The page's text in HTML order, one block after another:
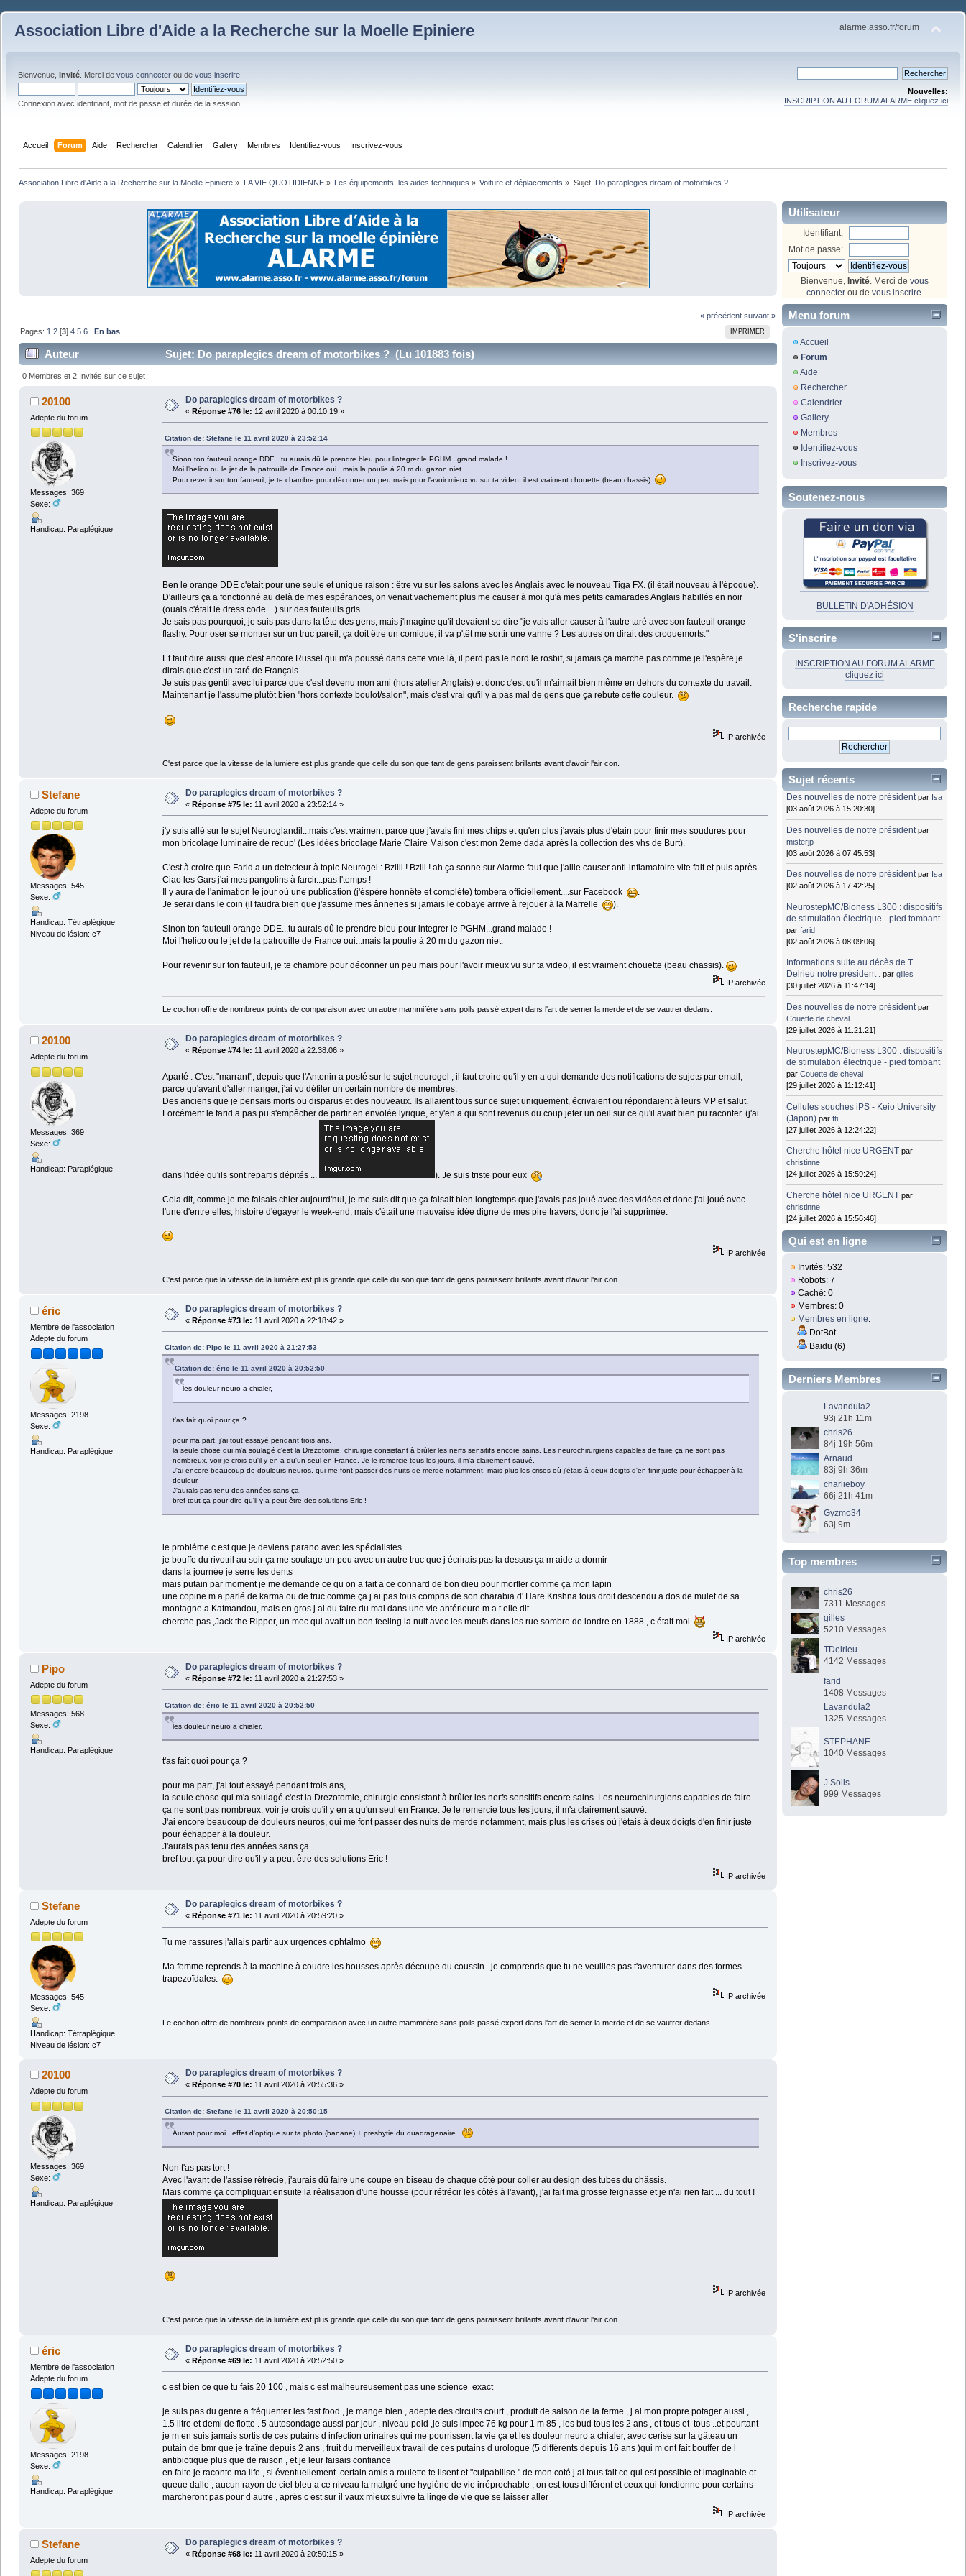
Association Libre d'Aide a la Recherche sur la Moelle Epiniere alarme.asso.fr/forum
Bienvenue, Invité . Merci de vous connecter ou de vous inscrire
Connexion avec identifiant, mot de passe et durée de la session
Nouvelles:
INSCRIPTION AU FORUM ALARME cliquez ici
Accueil Forum Aide Rechercher Calendrier Gallery Membres Identifiez-vous Inscrivez-vous
Association Libre d'Aide a la Recherche sur la Moelle Epiniere » LA VIE QUOTIDIENNE» Les équipements, les aides techniques » Voiture et déplacements » Sujet: Do paraplegics dream of motorbikes ?
« précédent suivant »
IMPRIMER
Pages: 1 2 [3]4 5 6 En bas
Auteur Sujet: Do paraplegics dream of motorbikes ? (Lu 101883 fois)
0 Membres et 2 Invités sur ce sujet
20100
Adepte du forum
Messages: 369
Sexe:
Handicap: Paraplégique
Do paraplegics dream of motorbikes ?
« Réponse #76 le: 12 avril 2020 à 00:10:19 »
Citation de: Stefane le 11 avril 2020 à 23:52:14
Sinon ton fauteuil orange DDE...tu aurais dû le prendre bleu pour lintegrer le PGHM...grand malade !
Moi l'helico ou le jet de la patrouille de France oui...mais la poulie à 20 m du gazon niet.
Pour revenir sur ton fauteuil, je te chambre pour déconner un peu mais pour l'avoir mieux vu sur ta video, il est vraiment chouette (beau chassis).
Ben le orange DDE c'était pour une seule et unique raison : être vu sur les salons avec les Anglais avec le nouveau Tiga FX. (il était nouveau à l'époque).
D'ailleurs ça a fonctionné au delà de mes espérances, on venait vachement plus me causer à moi qu'à mes petits camarades Anglais habillés en noir
(ouais c'était le dress code ...) sur des fauteuils gris.
Je sais pas pourquoi, je suis pas dans la tête des gens, mais j'imagine qu'il devaient se dire "je vais aller causer à l'autre taré avec son fauteuil orange
flashy. Pour oser se montrer sur un truc pareil, ça doit être un comique, il va p'têt me sortir une vanne ? Les autres on dirait des croquemorts."
Et faut dire aussi que c'est encore Russel qui m'a poussé dans cette voie là, il perd pas le nord le rosbif, si jamais ça marche pas comme je l'espère je
dirais que c'est un taré de Français ...
Je suis pas gentil avec lui parce que c'est devenu mon ami (hors atelier Anglais) et donc c'est qu'il m'aimait bien même en dehors du contexte du travail.
Maintenant je l'assume plutôt bien "hors contexte boulot/salon", mais c'est vrai qu'il y a pas mal de gens que ça rebute cette couleur.
IP archivée
C'est parce que la vitesse de la lumière est plus grande que celle du son que tant de gens paraissent brillants avant d'avoir l'air con.
Stefane
Adepte du forum
Messages: 545
Sexe:
Handicap: Tétraplégique
Niveau de lésion: c7
Do paraplegics dream of motorbikes ?
« Réponse #75 le: 11 avril 2020 à 23:52:14 »
j'y suis allé sur le sujet Neuroglandil...mais c'est vraiment parce que j'avais fini mes chips et qu'en plus j'avais plus d'étain pour finir mes soudures pour
mon bricolage luminaire de recup' (Les idées bricolage Marie Claire Maison c'est mon 2eme dada après la collection des vhs de Burt).
C'est à croire que Farid a un detecteur à topic Neurogel : Bzilii ! Bziii ! ah ça sonne sur Alarme faut que j'aille causer anti-inflamatoire vite fait et puis après
Ciao les Gars j'ai mes pangolins à farcir...pas l'temps !
Il y aura de l'animation le jour où une publication (j'éspère honnête et compléte) tombera officiellement....sur Facebook
.
Je serai dans le coin (il faudra bien que j'assume mes ânneries si jamais le cobaye arrive à rejouer à la Marrelle
).
Sinon ton fauteuil orange DDE...tu aurais dû le prendre bleu pour integrer le PGHM...grand malade !
Moi l'helico ou le jet de la patrouille de France oui...mais la poulie à 20 m du gazon niet.
Pour revenir sur ton fauteuil, je te chambre pour déconner un peu mais pour l'avoir mieux vu sur ta video, il est vraiment chouette (beau chassis).
IP archivée
Le cochon offre de nombreux points de comparaison avec un autre mammifère sans poils passé expert dans l'art de semer la merde et de se vautrer dedans.
20100
Adepte du forum
Messages: 369
Sexe:
Handicap: Paraplégique
Do paraplegics dream of motorbikes ?
« Réponse #74 le: 11 avril 2020 à 22:38:06 »
Aparté : C'est "marrant", depuis que l'Antonin a posté sur le sujet neurogel , il faut croire qu'il y en a qui demande des notifications de sujets par email,
parce qu'avant d'aller manger, j'ai vu défiler un certain nombre de membres.
Des anciens que je pensais morts ou disparus et des nouveaux. Ils allaient tous sur ce sujet uniquement, écrivaient ou répondaient à leurs MP et salut.
Forcément le farid a pas pu s'empêcher de partir en envolée lyrique, et y'en a qui sont revenus du coup jeter un oeil sur ce qu'il avait bien pu raconter. (j'ai
dans l'idée qu'ils sont repartis dépités ... ). Je suis triste pour eux
Cela dit, comme je me faisais chier aujourd'hui, je me suis dit que ça faisait bien longtemps que j'avais pas joué avec des vidéos et donc j'ai joué avec
l'une d'entre elles, histoire d'égayer le week-end, mais c'était une mauvaise idée digne de mes pire travers, donc je l'ai supprimée.
IP archivée
C'est parce que la vitesse de la lumière est plus grande que celle du son que tant de gens paraissent brillants avant d'avoir l'air con.
éric
Membre de l'association
Adepte du forum
Messages: 2198
Sexe:
Handicap: Paraplégique
Do paraplegics dream of motorbikes ?
« Réponse #73 le: 11 avril 2020 à 22:18:42 »
Citation de: Pipo le 11 avril 2020 à 21:27:53
Citation de: éric le 11 avril 2020 à 20:52:50
les douleur neuro a chialer,
t'as fait quoi pour ça ?
pour ma part, j'ai tout essayé pendant trois ans,
la seule chose qui m'a soulagé c'est la Drezotomie, chirurgie consistant à brûler les nerfs sensitifs encore sains. Les neurochirurgiens capables de faire ça ne sont pas
nombreux, voir je crois qu'il y en a qu'un seul en France. Je le remercie tous les jours, il m'a clairement sauvé.
J'ai encore beaucoup de douleurs neuros, qui me font passer des nuits de merde notamment, mais plus les crises où j'étais à deux doigts d'en finir juste pour échapper à la
douleur.
J'aurais pas tenu des années sans ça.
bref tout ça pour dire qu'il y a peut-être des solutions Eric !
le probléme c est que je deviens parano avec les spécialistes
je bouffe du rivotril au soir ça me soulage un peu avec un autre truc que j écrirais pas la dessus ça m aide a dormir
dans la journée je serre les dents
mais putain par moment je me demande ce qu on a fait a ce connard de bon dieu pour morfler comme ça mon lapin
une copine m a parlé de karma ou de truc comme ça j ai pas tous compris de son charabia d' Hare Krishna tous droit descendu a dos de mulet de sa
montagne a Katmandou, mais en gros j ai du faire du mal dans une vie antérieure m a t elle dit
cherche pas ,Jack the Ripper, un mec qui avait un bon feeling la nuit avec les meufs dans les rue sombre de londre en 1888 , c était moi
IP archivée
Pipo
Adepte du forum
Messages: 568
Sexe:
Handicap: Paraplégique
Do paraplegics dream of motorbikes ?
« Réponse #72 le: 11 avril 2020 à 21:27:53 »
Citation de: éric le 11 avril 2020 à 20:52:50
les douleur neuro a chialer,
t'as fait quoi pour ça ?
pour ma part, j'ai tout essayé pendant trois ans,
la seule chose qui m'a soulagé c'est la Drezotomie, chirurgie consistant à brûler les nerfs sensitifs encore sains. Les neurochirurgiens capables de faire
ça ne sont pas nombreux, voir je crois qu'il y en a qu'un seul en France. Je le remercie tous les jours, il m'a clairement sauvé.
J'ai encore beaucoup de douleurs neuros, qui me font passer des nuits de merde notamment, mais plus les crises où j'étais à deux doigts d'en finir juste
pour échapper à la douleur.
J'aurais pas tenu des années sans ça.
bref tout ça pour dire qu'il y a peut-être des solutions Eric !
IP archivée
Stefane
Adepte du forum
Messages: 545
Sexe:
Handicap: Tétraplégique
Niveau de lésion: c7
Do paraplegics dream of motorbikes ?
« Réponse #71 le: 11 avril 2020 à 20:59:20 »
Tu me rassures j'allais partir aux urgences ophtalmo
Ma femme reprends à la machine à coudre les housses après découpe du coussin...je comprends que tu ne veuilles pas t'aventurer dans des formes
trapezoïdales.
IP archivée
Le cochon offre de nombreux points de comparaison avec un autre mammifère sans poils passé expert dans l'art de semer la merde et de se vautrer dedans.
20100
Adepte du forum
Messages: 369
Sexe:
Handicap: Paraplégique
Do paraplegics dream of motorbikes ?
« Réponse #70 le: 11 avril 2020 à 20:55:36 »
Citation de: Stefane le 11 avril 2020 à 20:50:15
Autant pour moi...effet d'optique sur ta photo (banane) + presbytie du quadragenaire
Non t'as pas tort !
Avec l'avant de l'assise rétrécie, j'aurais dû faire une coupe en biseau de chaque côté pour coller au design des tubes du châssis.
Mais comme ça compliquait ensuite la réalisation d'une housse (pour rétrécir les côtés à l'avant), j'ai fait ma grosse feignasse et je n'ai rien fait ... du tout !
IP archivée
C'est parce que la vitesse de la lumière est plus grande que celle du son que tant de gens paraissent brillants avant d'avoir l'air con.
éric
Membre de l'association
Adepte du forum
Messages: 2198
Sexe:
Handicap: Paraplégique
Do paraplegics dream of motorbikes ?
« Réponse #69 le: 11 avril 2020 à 20:52:50 »
c est bien ce que tu fais 20 100 , mais c est malheureusement pas une science exact
je suis pas du genre a fréquenter les fast food , je mange bien , adepte des circuits court , produit de saison de la ferme , j ai mon propre potager aussi ,
1.5 litre et demi de flotte . 5 autosondage aussi par jour , niveau poid ,je suis impec 76 kg pour 1 m 85 , les bud tous les 2 ans , et tous et tous ..et pourtant
je m en suis jamais sortis de ces putains d infection urinaires qui me pourrissent la vie ça et les douleur neuro a chialer, avec cerise sur la gâteau un
putain de bmr que je traîne depuis 2 ans , fruit du merveilleux travail de ces putains d urologue (5 différents depuis 16 ans )qui m ont fait bouffer de l
antibiotique plus que de raison , et je leur faisais confiance
en faite je raconte ma life , si éventuellement certain amis a roulette te lisent et "culpabilise " de mon coté j ai tous fait ce qui est possible et imaginable et
queue dalle , aucun rayon de ciel bleu a ce niveau la malgré une hygiène de vie irréprochable , on est tous différent et ceux qui fonctionne pour certains
marcheront pas pour d autre , aprés c est sur il vaux mieux suivre ta linge de vie que se laisser aller
IP archivée
Stefane
Adepte du forum
Do paraplegics dream of motorbikes ?
« Réponse #68 le: 11 avril 2020 à 20:50:15 »
Utilisateur
Identifiant:
Mot de passe:
Bienvenue, Invité . Merci de vous
connecterou de vous inscrire
Menu forum
Accueil
Forum
Aide
Rechercher
Calendrier
Gallery
Membres
Identifiez-vous
Inscrivez-vous
Soutenez-nous
BULLETIN D'ADHÉSION
S'inscrire
INSCRIPTION AU FORUM ALARME
cliquez ici
Recherche rapide
Sujet récents
Des nouvelles de notre président par Isa
[03 août 2026 à 15:20:30]
Des nouvelles de notre président par
misterjp
[03 août 2026 à 07:45:53]
Des nouvelles de notre président par Isa
[02 août 2026 à 17:42:25]
NeurostepMC/Bioness L300 : dispositifs
de stimulation électrique - pied tombant
parfarid
[02 août 2026 à 08:09:06]
Informations suite au décès de T
Delrieu notre président . pargilles
[30 juillet 2026 à 11:47:14]
Des nouvelles de notre président par
Couette de cheval
[29 juillet 2026 à 11:21:21]
NeurostepMC/Bioness L300 : dispositifs
de stimulation électrique - pied tombant
parCouette de cheval
[29 juillet 2026 à 11:12:41]
Cellules souches iPS - Keio University
(Japon) parfti
[27 juillet 2026 à 12:24:22]
Cherche hôtel nice URGENT par
christinne
[24 juillet 2026 à 15:59:24]
Cherche hôtel nice URGENT par
christinne
[24 juillet 2026 à 15:56:46]
Qui est en ligne
Invités: 532
Robots: 7
Caché: 0
Membres: 0
Membres en ligne:
DotBot
Baidu (6)
Derniers Membres
Lavandula2
93j 21h 11m
chris26
84j 19h 56m
Arnaud
83j 9h 36m
charlieboy
66j 21h 41m
Gyzmo34
63j 9m
Top membres
chris26
7311 Messages
gilles
5210 Messages
TDelrieu
4142 Messages
farid
1408 Messages
Lavandula2
1325 Messages
STEPHANE
1040 Messages
J.Solis
999 Messages